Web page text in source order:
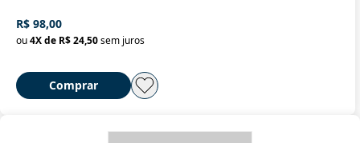
R$ 98,00
ou4X de R$ 24,50sem juros
Comprar